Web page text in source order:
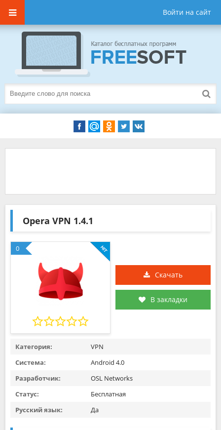
Войти на сайт
Opera VPN 1.4.1
0
Скачать
В закладки
Категория:
VPN
Система:
Android 4.0
Разработчик:
OSL Networks
Статус:
Бесплатная
Русский язык:
Да